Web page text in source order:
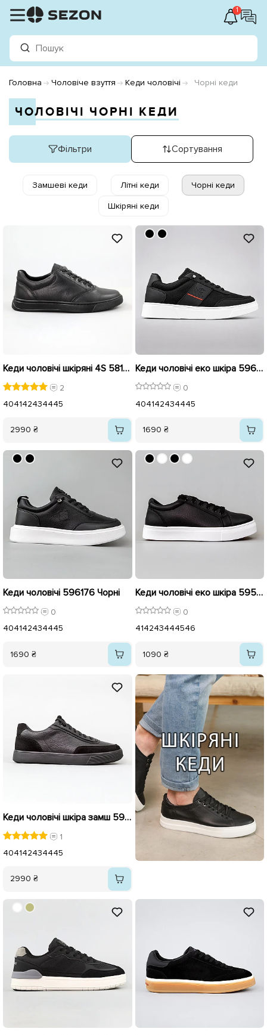
1
Головна Чоловіче взуття Кеди чоловічі Чорні кеди
ЧОЛОВІЧІ ЧОРНІ КЕДИ
Фільтри Сортування
Замшеві кеди Літні кеди Чорні кеди
Шкіряні кеди
Кеди чоловічі шкіряні 4S 581934 Чорні
2
404142434445
2990 ₴
Кеди чоловічі еко шкіра 596178 Чорні
0
404142434445
1690 ₴
Кеди чоловічі 596176 Чорні
0
404142434445
1690 ₴
Кеди чоловічі еко шкіра 595763 Чорні
0
414243444546
1090 ₴
Кеди чоловічі шкіра замш 595600 Чорні
1
404142434445
2990 ₴